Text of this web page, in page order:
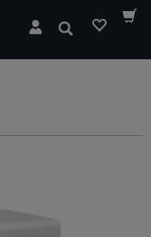
Pesquisar